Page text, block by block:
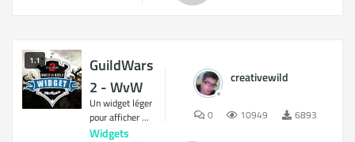
1.1
GuildWars
2 - WvW
Un widget léger
pour afficher ...
Widgets
creativewild
0 10949 6893